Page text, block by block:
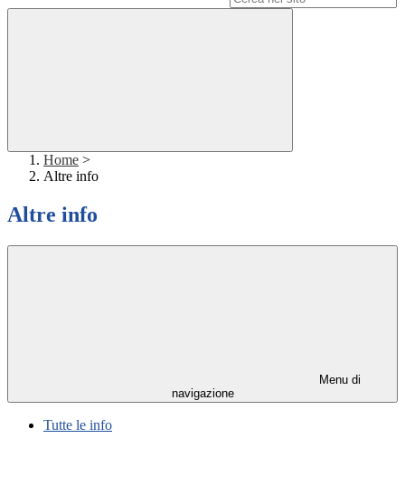
Home >
Altre info
Altre info
Menu di
navigazione
Tutte le info